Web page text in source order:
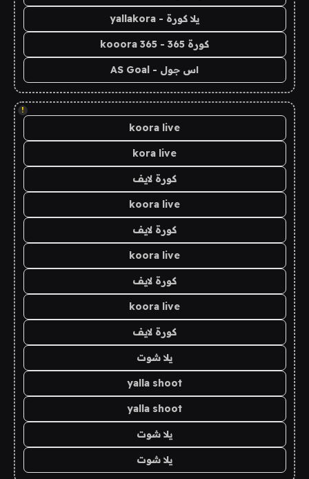
يلا كورة - yallakora
كورة 365 - kooora 365
اس جول - AS Goal
!
koora live
kora live
كورة لايف
koora live
كورة لايف
koora live
كورة لايف
koora live
كورة لايف
يلا شوت
yalla shoot
yalla shoot
يلا شوت
يلا شوت